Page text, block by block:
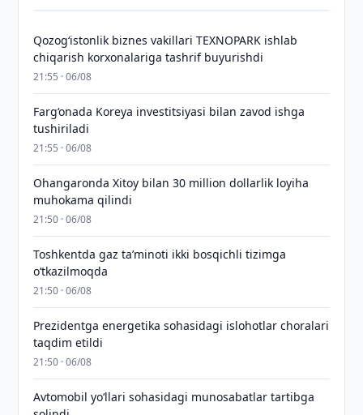
Qozogʻistonlik biznes vakillari TEXNOPARK ishlab
chiqarish korxonalariga tashrif buyurishdi
21:55 · 06/08
Farg‘onada Koreya investitsiyasi bilan zavod ishga
tushiriladi
21:55 · 06/08
Ohangaronda Xitoy bilan 30 million dollarlik loyiha
muhokama qilindi
21:50 · 06/08
Toshkentda gaz taʼminoti ikki bosqichli tizimga
o‘tkazilmoqda
21:50 · 06/08
Prezidentga energetika sohasidagi islohotlar choralari
taqdim etildi
21:50 · 06/08
Avtomobil yo‘llari sohasidagi munosabatlar tartibga